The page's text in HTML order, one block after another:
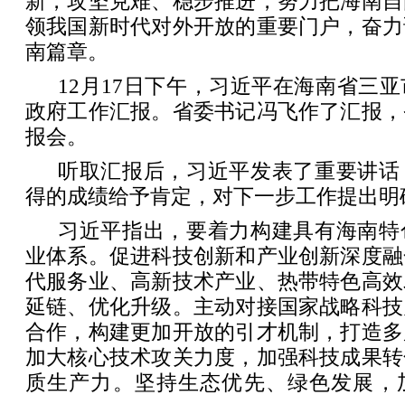
领我国新时代对外开放的重要门户，奋
南篇章。
12月17日下午，习近平在海南省三
政府工作汇报。省委书记冯飞作了汇报
报会。
听取汇报后，习近平发表了重要讲
得的成绩给予肯定，对下一步工作提出
习近平指出，要着力构建具有海南
业体系。促进科技创新和产业创新深度
代服务业、高新技术产业、热带特色高
延链、优化升级。主动对接国家战略科
合作，构建更加开放的引才机制，打造
加大核心技术攻关力度，加强科技成果
质生产力。坚持生态优先、绿色发展